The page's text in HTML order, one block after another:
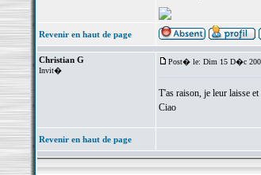
Revenir en haut de page
Christian G
Invit�
Post� le: Dim 15 D�c
T'as raison, je leur laisse
Ciao
Revenir en haut de page